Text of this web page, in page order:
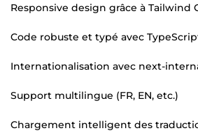
Responsive design grâce à Tailwind
Code robuste et typé avec
Internationalisation avec next-
Support multilingue (FR, EN, etc.)
Chargement intelligent des